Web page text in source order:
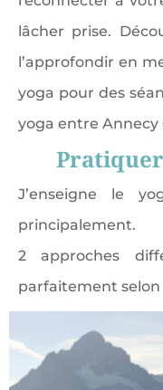
lâcher prise.
l’approfondir en
yoga pour des
yoga entre Annecy
J’enseigne le
principalement.
2 approches
parfaitement selon